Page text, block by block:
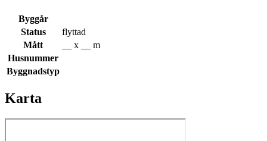
Byggår
Status
flyttad
Mått
__ x __ m
Husnummer
Byggnadstyp
Karta